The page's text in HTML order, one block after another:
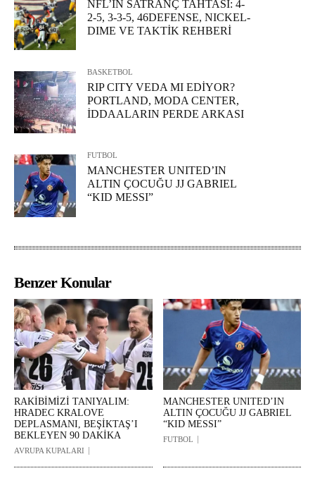
NFL’İN SATRANÇ TAHTASI: 4-
2-5, 3-3-5, 46DEFENSE, NICKEL-
DIME VE TAKTİK REHBERİ
BASKETBOL
RIP CITY VEDA MI EDİYOR?
PORTLAND, MODA CENTER,
İDDAALARIN PERDE ARKASI
FUTBOL
MANCHESTER UNITED’IN
ALTIN ÇOCUĞU JJ GABRIEL
“KID MESSI”
Benzer Konular
RAKİBİMİZİ TANIYALIM:
HRADEC KRALOVE
DEPLASMANI, BEŞİKTAŞ’I
BEKLEYEN 90 DAKİKA
AVRUPA KUPALARI
MANCHESTER UNITED’IN
ALTIN ÇOCUĞU JJ GABRIEL
“KID MESSI”
FUTBOL